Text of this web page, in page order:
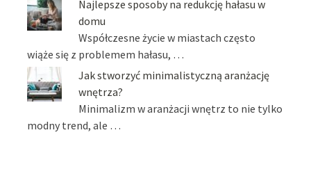
Najlepsze sposoby na redukcję hałasu w
domu
Współczesne życie w miastach często
wiąże się z problemem hałasu, …
Jak stworzyć minimalistyczną aranżację
wnętrza?
Minimalizm w aranżacji wnętrz to nie tylko
modny trend, ale …